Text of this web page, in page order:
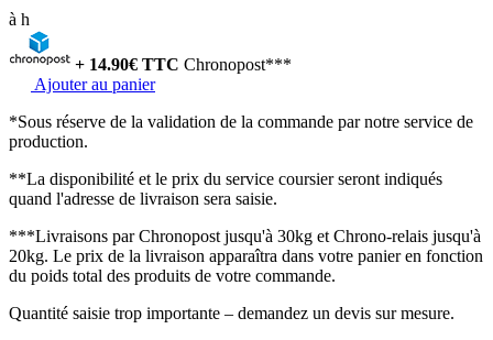
à h
+ 14.90€ TTC Chronopost***
Ajouter au panier
*Sous réserve de la validation de la commande par notre service de
production.
**La disponibilité et le prix du service coursier seront indiqués
quand l'adresse de livraison sera saisie.
***Livraisons par Chronopost jusqu'à 30kg et Chrono-relais jusqu'à
20kg. Le prix de la livraison apparaîtra dans votre panier en fonction
du poids total des produits de votre commande.
Quantité saisie trop importante – demandez un devis sur mesure.